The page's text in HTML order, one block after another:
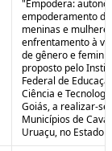
"Empodera:
empoderamento de
meninas e
enfrentamento à
de gênero e
proposto pelo
Federal de
Ciência e
Goiás, a realizar-se
Municípios de
Uruaçu, no Estado